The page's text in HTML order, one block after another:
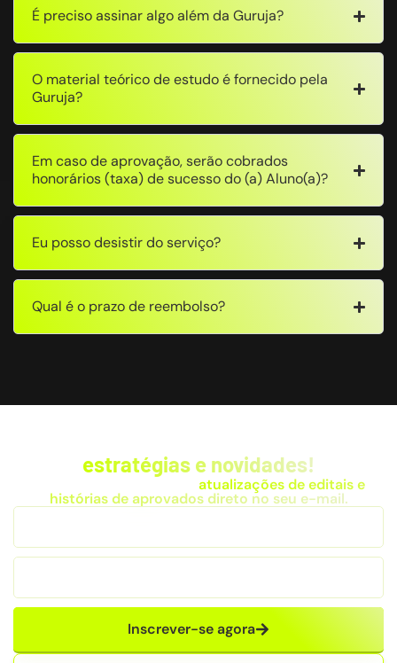
É preciso assinar algo além da Guruja?
O material teórico de estudo é fornecido pela
Guruja?
Em caso de aprovação, serão cobrados
honorários (taxa) de sucesso do (a) Aluno(a)?
Eu posso desistir do serviço?
Qual é o prazo de reembolso?
estratégias e novidades!
atualizações de editais e
histórias de aprovados direto no seu e-mail.
Inscrever-se agora